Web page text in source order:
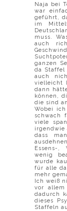
Naja bei
war
geführt,
im
muss.
auch
ganzen
da Staffel
auch
vielleicht
dann
können,
die sind
Wobei
schwach
viele
irgendwie
dass
Essens-,
wenig
wurde
für alle
mehr
Ich weiß
vor allem
dadurch
dieses
Staffeln